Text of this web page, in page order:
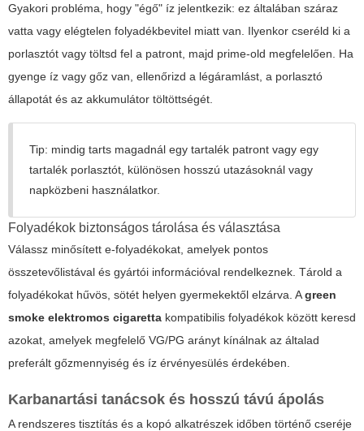
Gyakori probléma, hogy "égő" íz jelentkezik: ez általában száraz
vatta vagy elégtelen folyadékbevitel miatt van. Ilyenkor cseréld ki a
porlasztót vagy töltsd fel a patront, majd prime-old megfelelően. Ha
gyenge íz vagy gőz van, ellenőrizd a légáramlást, a porlasztó
állapotát és az akkumulátor töltöttségét.
Tip: mindig tarts magadnál egy tartalék patront vagy egy
tartalék porlasztót, különösen hosszú utazásoknál vagy
napközbeni használatkor.
Folyadékok biztonságos tárolása és választása
Válassz minősített e-folyadékokat, amelyek pontos
összetevőlistával és gyártói információval rendelkeznek. Tárold a
folyadékokat hűvös, sötét helyen gyermekektől elzárva. Agreen
smoke elektromos cigaretta kompatibilis folyadékok között keresd
azokat, amelyek megfelelő VG/PG arányt kínálnak az általad
preferált gőzmennyiség és íz érvényesülés érdekében.
Karbanartási tanácsok és hosszú távú ápolás
A rendszeres tisztítás és a kopó alkatrészek időben történő cseréje